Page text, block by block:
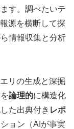
す。調べたいテ
源を横断して探
情報収集と分析
リの生成と深掘
論理的に構造化
た出典付き レポ
ョン（AIが事実